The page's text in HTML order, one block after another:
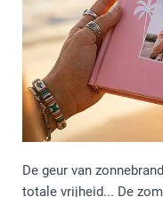
De geur van
totale vrijheid... De